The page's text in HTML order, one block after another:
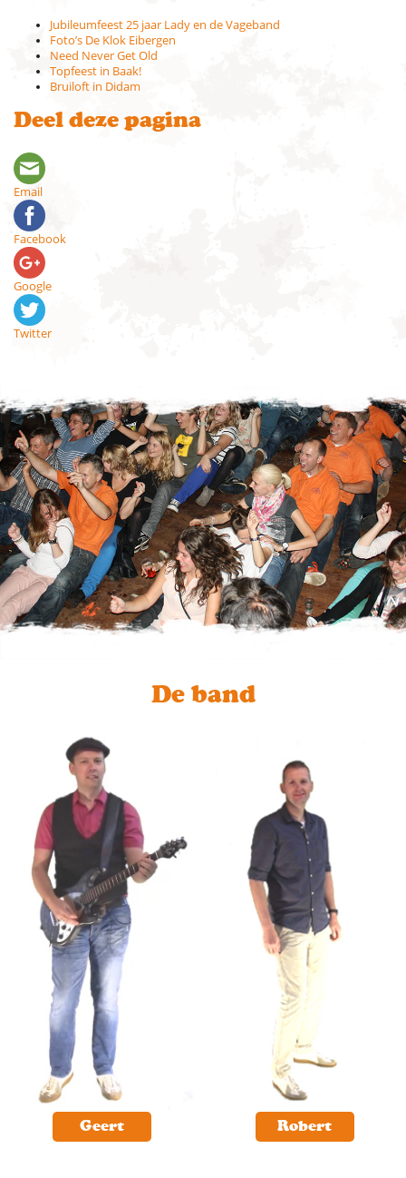
Jubileumfeest 25 jaar Lady en de Vageband
Foto’s De Klok Eibergen
Need Never Get Old
Topfeest in Baak!
Bruiloft in Didam
Deel deze pagina
Email
Facebook
Google
Twitter
De band
Geert Robert